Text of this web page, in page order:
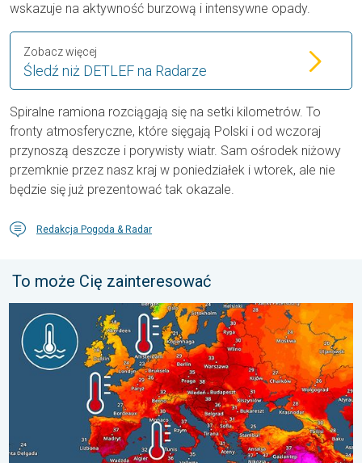
wskazuje na aktywność burzową i intensywne opady.
Śledź niż DETLEF na Radarze
Zobacz więcej
Spiralne ramiona rozciągają się na setki kilometrów. To
fronty atmosferyczne, które sięgają Polski i od wczoraj
przynoszą deszcze i porywisty wiatr. Sam ośrodek niżowy
przemknie przez nasz kraj w poniedziałek i wtorek, ale nie
będzie się już prezentować tak okazale.
Redakcja Pogoda & Radar
To może Cię zainteresować
Europejskie morza są nadzwyczaj ciepłe. Do blisko 30